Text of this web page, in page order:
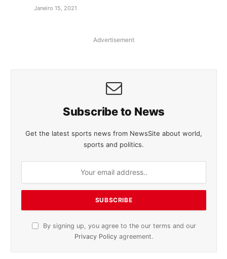
Janeiro 15, 2021
Advertisement
Subscribe to News
Get the latest sports news from NewsSite about world,
sports and politics.
By signing up, you agree to the our terms and our
Privacy Policy agreement.